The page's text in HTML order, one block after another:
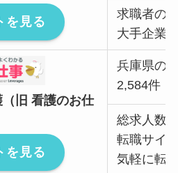
を見る
求職者の
大手企業
旧 看護のお仕
を見る
兵庫県の
2,584件
総求人数
転職サイ
気軽に転